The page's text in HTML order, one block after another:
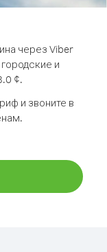
через Viber
и
¢.
и звоните в